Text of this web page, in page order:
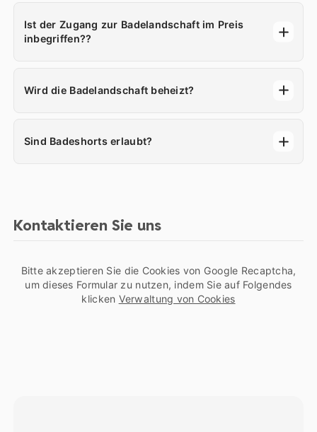
Ist der Zugang zur Badelandschaft im Preis
inbegriffen??
Wird die Badelandschaft beheizt?
Sind Badeshorts erlaubt?
Kontaktieren Sie uns
Bitte akzeptieren Sie die Cookies von Google Recaptcha,
um dieses Formular zu nutzen, indem Sie auf Folgendes
klicken Verwaltung von Cookies